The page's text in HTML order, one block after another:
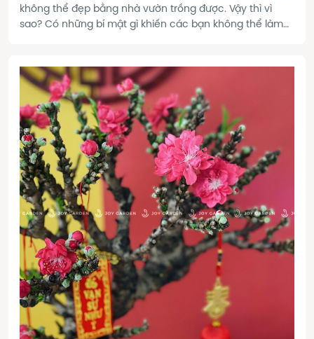
không thể đẹp bằng nhà vườn trồng được. Vậy thì vì
sao? Có những bí mật gì khiến các bạn không thể làm